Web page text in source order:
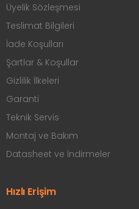
Üyelik Sözleşmesi
Teslimat Bilgileri
İade Koşulları
Şartlar & Koşullar
Gizlilik İlkeleri
Garanti
Teknik Servis
Montaj ve Bakım
Datasheet ve İndirmeler
Hızlı Erişim